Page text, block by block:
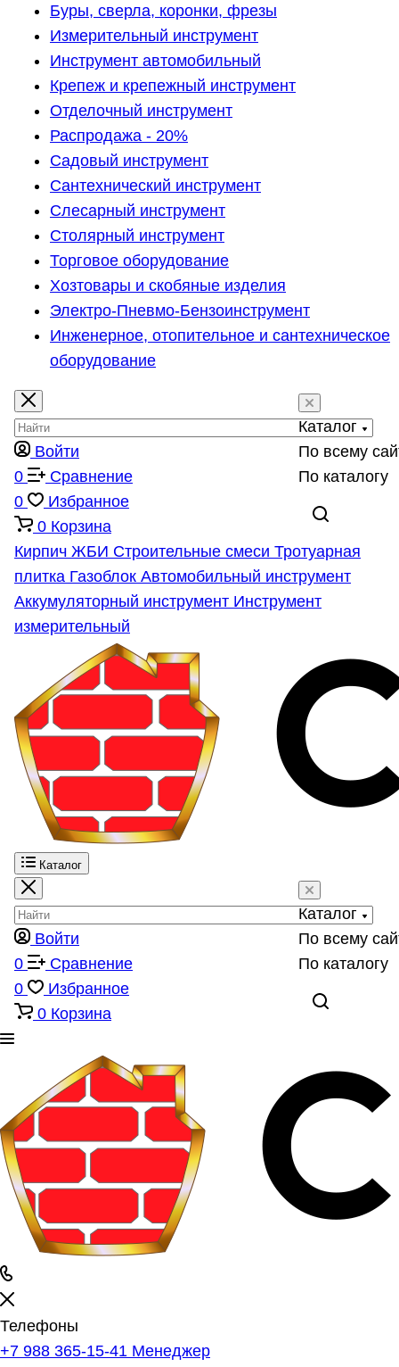
Буры, сверла, коронки, фрезы
Измерительный инструмент
Инструмент автомобильный
Крепеж и крепежный инструмент
Отделочный инструмент
Распродажа - 20%
Садовый инструмент
Сантехнический инструмент
Слесарный инструмент
Столярный инструмент
Торговое оборудование
Хозтовары и скобяные изделия
Электро-Пневмо-Бензоинструмент
Инженерное, отопительное и сантехническое
оборудование
Каталог
По всему
По каталогу
Войти
0
Сравнение
0
Избранное
0 Корзина
Кирпич ЖБИ Строительные смеси Тротуарная
плитка Газоблок Автомобильный инструмент
Аккумуляторный инструмент Инструмент
измерительный
Каталог
Каталог
По всему
По каталогу
Войти
0
Сравнение
0
Избранное
0 Корзина
Телефоны
+7 988 365-15-41 Менеджер